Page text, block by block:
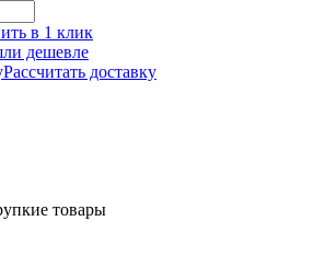
в 1 клик
дешевле
Рассчитать доставку
товары